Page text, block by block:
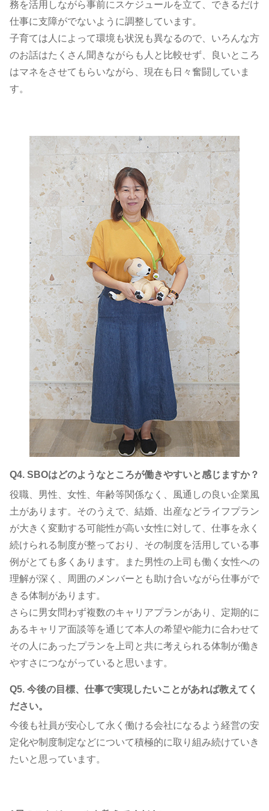
務を活用しながら事前にスケジュールを立て、できるだけ
仕事に支障がでないように調整しています。
子育ては人によって環境も状況も異なるので、いろんな方
のお話はたくさん聞きながらも人と比較せず、良いところ
はマネをさせてもらいながら、現在も日々奮闘していま
す。
Q4. SBOはどのようなところが働きやすいと感じますか？
役職、男性、女性、年齢等関係なく、風通しの良い企業風
土があります。そのうえで、結婚、出産などライフプラン
が大きく変動する可能性が高い女性に対して、仕事を永く
続けられる制度が整っており、その制度を活用している事
例がとても多くあります。また男性の上司も働く女性への
理解が深く、周囲のメンバーとも助け合いながら仕事がで
きる体制があります。
さらに男女問わず複数のキャリアプランがあり、定期的に
あるキャリア面談等を通じて本人の希望や能力に合わせて
その人にあったプランを上司と共に考えられる体制が働き
やすさにつながっていると思います。
Q5. 今後の目標、仕事で実現したいことがあれば教えてく
ださい。
今後も社員が安心して永く働ける会社になるよう経営の安
定化や制度制定などについて積極的に取り組み続けていき
たいと思っています。